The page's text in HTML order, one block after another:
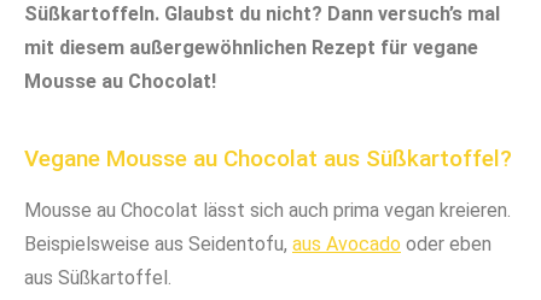
Süßkartoffeln. Glaubst du nicht? Dann versuch’s mal
mit diesem außergewöhnlichen Rezept für vegane
Mousse au Chocolat!
Vegane Mousse au Chocolat aus Süßkartoffel?
Mousse au Chocolat lässt sich auch prima vegan kreieren.
Beispielsweise aus Seidentofu, aus Avocado oder eben
aus Süßkartoffel.